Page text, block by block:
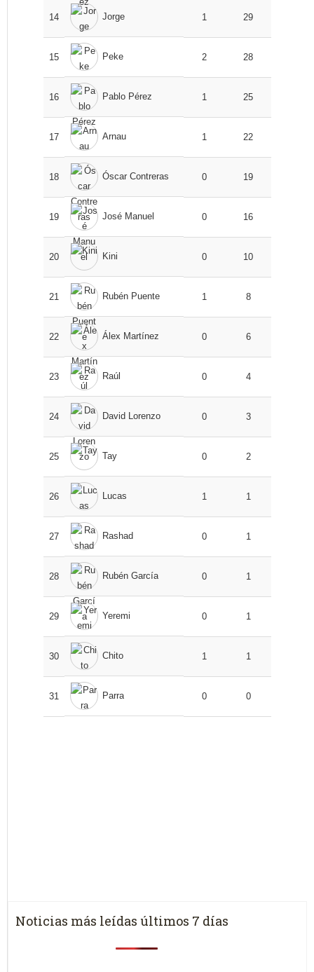
14 Jorge 1 29
15 Peke 2 28
16 Pablo Pérez 1 25
17 Arnau 1 22
18 Óscar Contreras 0 19
19 José Manuel 0 16
20 Kini 0 10
21 Rubén Puente 1 8
22 Álex Martínez 0 6
23 Raúl 0 4
24 David Lorenzo 0 3
25 Tay 0 2
26 Lucas 1 1
27 Rashad 0 1
28 Rubén García 0 1
29 Yeremi 0 1
30 Chito 1 1
31 Parra 0 0
Noticias más leídas últimos 7 días